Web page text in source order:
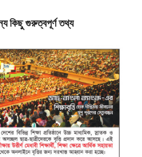
কিছু গুরুত্বপূর্ণ তথ্য